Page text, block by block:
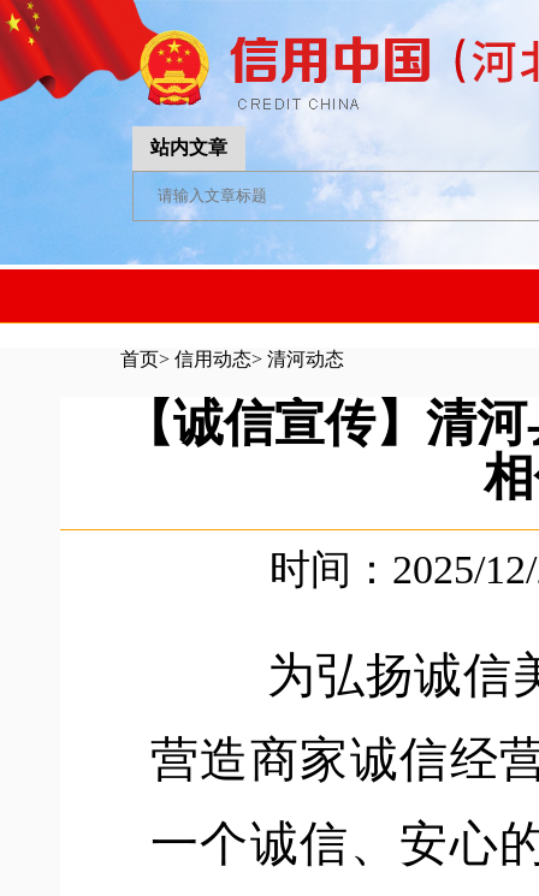
站内文章
首页> 信用动态> 清河动态
【诚信宣传】清
时间：2025/
为弘扬诚信
营造商家诚信经
一个诚信、安心